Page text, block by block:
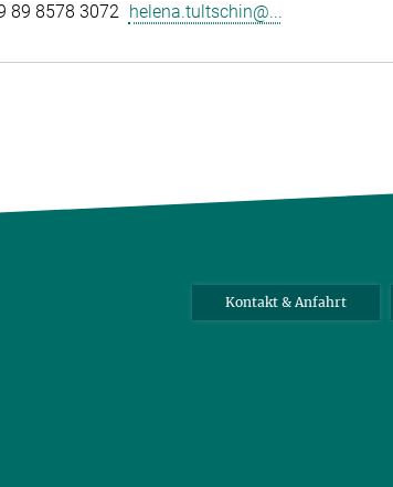
89 8578 3072 helena.tultschin@...
Kontakt & Anfahrt